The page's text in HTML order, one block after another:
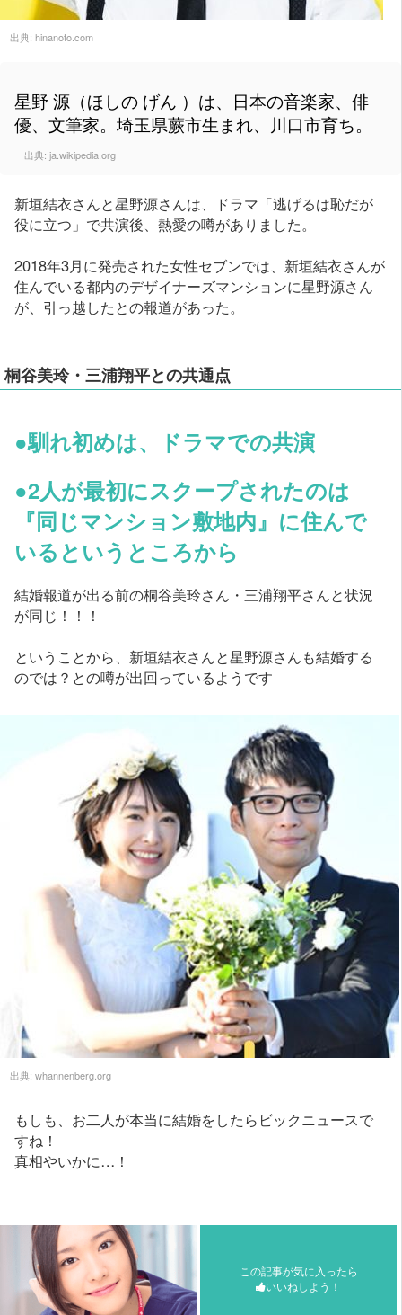
出典: hinanoto.com
星野 源（ほしの げん ）は、日本の音楽家、俳
優、文筆家。埼玉県蕨市生まれ、川口市育ち。
出典: ja.wikipedia.org
新垣結衣さんと星野源さんは、ドラマ「逃げるは恥だが
役に立つ」で共演後、熱愛の噂がありました。
2018年3月に発売された女性セブンでは、新垣結衣さんが
住んでいる都内のデザイナーズマンションに星野源さん
が、引っ越したとの報道があった。
桐谷美玲・三浦翔平との共通点
●馴れ初めは、ドラマでの共演
●2人が最初にスクープされたのは
『同じマンション敷地内』に住んで
いるというところから
結婚報道が出る前の桐谷美玲さん・三浦翔平さんと状況
が同じ！！！
ということから、新垣結衣さんと星野源さんも結婚する
のでは？との噂が出回っているようです
出典: whannenberg.org
もしも、お二人が本当に結婚をしたらビックニュースで
すね！
真相やいかに…！
この記事が気に入ったら
いいねしよう！